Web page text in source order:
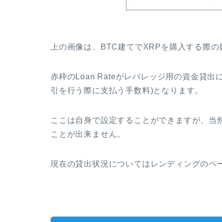
上の画像は、BTC建てでXRPを購入する際の
赤枠のLoan Rateがレバレッジ用の資金貸出
引を行う際に支払う手数料)となります。
ここは自身で設定することができますが、
ことが出来ません。
現在の貸出状況についてはレンディングのペ